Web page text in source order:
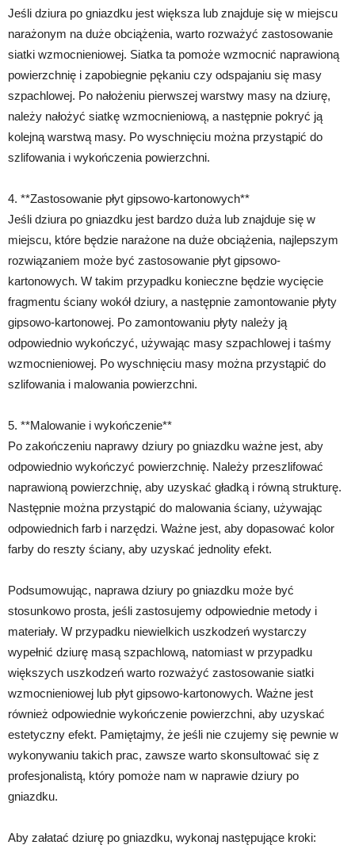
Jeśli dziura po gniazdku jest większa lub znajduje się w miejscu
narażonym na duże obciążenia, warto rozważyć zastosowanie
siatki wzmocnieniowej. Siatka ta pomoże wzmocnić naprawioną
powierzchnię i zapobiegnie pękaniu czy odspajaniu się masy
szpachlowej. Po nałożeniu pierwszej warstwy masy na dziurę,
należy nałożyć siatkę wzmocnieniową, a następnie pokryć ją
kolejną warstwą masy. Po wyschnięciu można przystąpić do
szlifowania i wykończenia powierzchni.
4. **Zastosowanie płyt gipsowo-kartonowych**
Jeśli dziura po gniazdku jest bardzo duża lub znajduje się w
miejscu, które będzie narażone na duże obciążenia, najlepszym
rozwiązaniem może być zastosowanie płyt gipsowo-
kartonowych. W takim przypadku konieczne będzie wycięcie
fragmentu ściany wokół dziury, a następnie zamontowanie płyty
gipsowo-kartonowej. Po zamontowaniu płyty należy ją
odpowiednio wykończyć, używając masy szpachlowej i taśmy
wzmocnieniowej. Po wyschnięciu masy można przystąpić do
szlifowania i malowania powierzchni.
5. **Malowanie i wykończenie**
Po zakończeniu naprawy dziury po gniazdku ważne jest, aby
odpowiednio wykończyć powierzchnię. Należy przeszlifować
naprawioną powierzchnię, aby uzyskać gładką i równą strukturę.
Następnie można przystąpić do malowania ściany, używając
odpowiednich farb i narzędzi. Ważne jest, aby dopasować kolor
farby do reszty ściany, aby uzyskać jednolity efekt.
Podsumowując, naprawa dziury po gniazdku może być
stosunkowo prosta, jeśli zastosujemy odpowiednie metody i
materiały. W przypadku niewielkich uszkodzeń wystarczy
wypełnić dziurę masą szpachlową, natomiast w przypadku
większych uszkodzeń warto rozważyć zastosowanie siatki
wzmocnieniowej lub płyt gipsowo-kartonowych. Ważne jest
również odpowiednie wykończenie powierzchni, aby uzyskać
estetyczny efekt. Pamiętajmy, że jeśli nie czujemy się pewnie w
wykonywaniu takich prac, zawsze warto skonsultować się z
profesjonalistą, który pomoże nam w naprawie dziury po
gniazdku.
Aby załatać dziurę po gniazdku, wykonaj następujące kroki: